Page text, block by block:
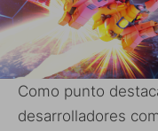
Como punto
desarrolladores